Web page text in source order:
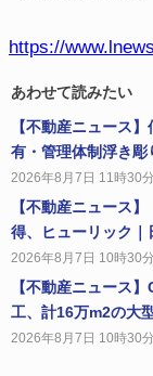
https://
あわせて読みたい
【不動産ニュース
有・管理体制浮き彫
2026年8月7日 11時30分
【不動産ニュース
得、ヒューリック｜
2026年8月7日 10時30分
【不動産ニュース
工、計16万m2の大
2026年8月7日 10時30分